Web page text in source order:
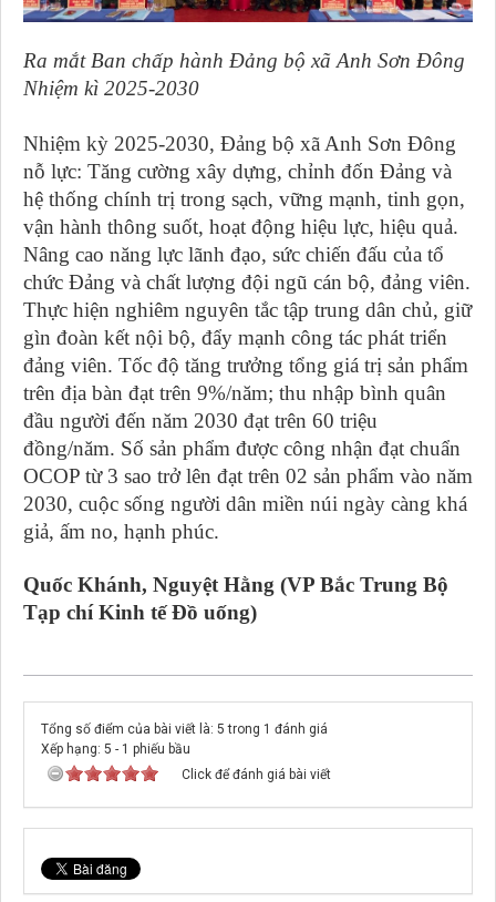
Ra mắt Ban chấp hành Đảng bộ xã Anh Sơn Đông
Nhiệm kì 2025-2030
Nhiệm kỳ 2025-2030, Đảng bộ xã Anh Sơn Đông
nỗ lực: Tăng cường xây dựng, chỉnh đốn Đảng và
hệ thống chính trị trong sạch, vững mạnh, tinh gọn,
vận hành thông suốt, hoạt động hiệu lực, hiệu quả.
Nâng cao năng lực lãnh đạo, sức chiến đấu của tổ
chức Đảng và chất lượng đội ngũ cán bộ, đảng viên.
Thực hiện nghiêm nguyên tắc tập trung dân chủ, giữ
gìn đoàn kết nội bộ, đẩy mạnh công tác phát triển
đảng viên. Tốc độ tăng trưởng tổng giá trị sản phẩm
trên địa bàn đạt trên 9%/năm; thu nhập bình quân
đầu người đến năm 2030 đạt trên 60 triệu
đồng/năm. Số sản phẩm được công nhận đạt chuẩn
OCOP từ 3 sao trở lên đạt trên 02 sản phẩm vào năm
2030, cuộc sống người dân miền núi ngày càng khá
giả, ấm no, hạnh phúc.
Quốc Khánh, Nguyệt Hằng (VP Bắc Trung Bộ
Tạp chí Kinh tế Đồ uống)
Tổng số điểm của bài viết là: 5 trong 1 đánh giá
Xếp hạng: 5 - 1 phiếu bầu
Click để đánh giá bài viết